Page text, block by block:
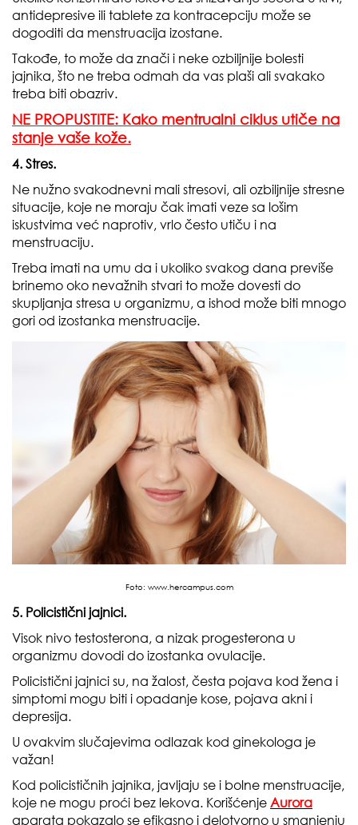
antidepresive ili tablete za kontracepciju može se
dogoditi da menstruacija izostane.
Takođe, to može da znači i neke ozbiljnije bolesti
jajnika, što ne treba odmah da vas plaši ali svakako
treba biti obazriv.
NE PROPUSTITE: Kako mentrualni ciklus utiče na
stanje vaše kože.
4. Stres.
Ne nužno svakodnevni mali stresovi, ali ozbiljnije stresne
situacije, koje ne moraju čak imati veze sa lošim
iskustvima već naprotiv, vrlo često utiču i na
menstruaciju.
Treba imati na umu da i ukoliko svakog dana previše
brinemo oko nevažnih stvari to može dovesti do
skupljanja stresa u organizmu, a ishod može biti mnogo
gori od izostanka menstruacije.
Foto: www.hercampus.com
5. Policistični jajnici.
Visok nivo testosterona, a nizak progesterona u
organizmu dovodi do izostanka ovulacije.
Policistični jajnici su, na žalost, česta pojava kod žena i
simptomi mogu biti i opadanje kose, pojava akni i
depresija.
U ovakvim slučajevima odlazak kod ginekologa je
važan!
Kod policističnih jajnika, javljaju se i bolne menstruacije,
koje ne mogu proći bez lekova. Korišćenje Aurora
aparata pokazalo se efikasno i delotvorno u smanjenju